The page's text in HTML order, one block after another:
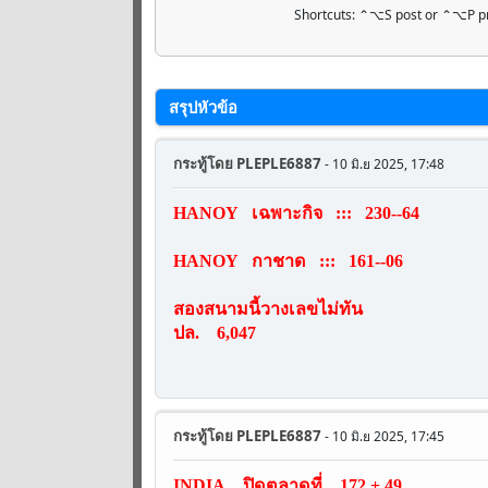
Shortcuts: ⌃⌥S post or ⌃⌥P
สรุปหัวข้อ
กระทู้โดย PLEPLE6887- 10 มิ.ย 2025, 17:48
HANOY เฉพาะกิจ ::: 230--64
HANOY กาชาด ::: 161--06
สองสนามนี้วางเลขไม่ทัน
ปล. 6,047
กระทู้โดย PLEPLE6887- 10 มิ.ย 2025, 17:45